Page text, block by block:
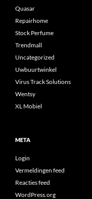
Quasar
Repairhome
Stock Perfume
Trendmall
Uncategorized
Uwbuurtwinkel
Virus Track Solutions
Wentsy
XL Mobiel
META
Login
Vermeldingen feed
Reacties feed
WordPress.org